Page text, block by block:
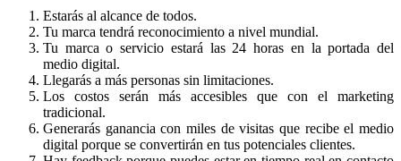
Estarás al alcance de todos.
Tu marca tendrá reconocimiento a nivel mundial.
Tu marca o servicio estará las 24 horas en la portada del
medio digital.
Llegarás a más personas sin limitaciones.
Los costos serán más accesibles que con el marketing
tradicional.
Generarás ganancia con miles de visitas que recibe el medio
digital porque se convertirán en tus potenciales clientes.